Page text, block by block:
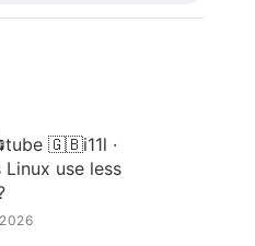
🇬🇧i11l ·
Linux use less